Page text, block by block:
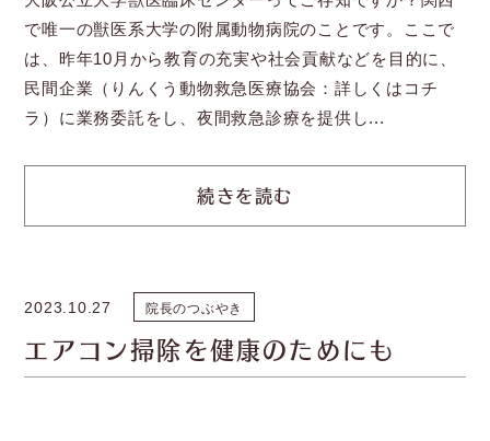
で唯一の獣医系大学の附属動物病院のことです。ここで
は、昨年10月から教育の充実や社会貢献などを目的に、
民間企業（りんくう動物救急医療協会：詳しくはコチ
ラ）に業務委託をし、夜間救急診療を提供し...
続きを読む
2023.10.27 院長のつぶやき
エアコン掃除を健康のためにも